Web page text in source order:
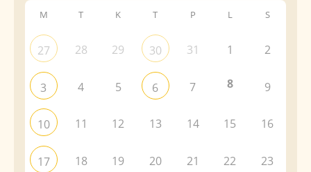
M T K T P L S
27 28 29 30 31 1 2
3 4 5 6 7 8 9
10 11 12 13 14 15 16
17 18 19 20 21 22 23